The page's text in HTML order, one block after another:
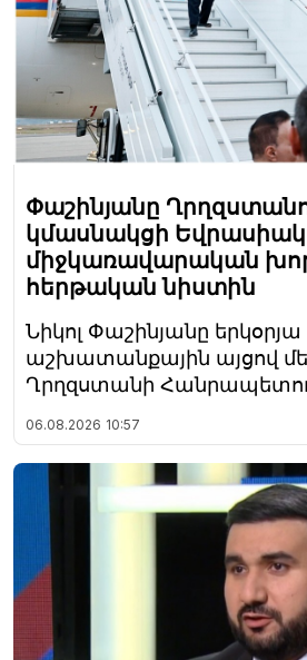
Փաշինյանը
կմասնակցի
միջկառավարական
հերթական նիստին
Նիկոլ Փաշինյանը երկօրյա
աշխատանքային այցով
Ղրղզստանի
06.08.2026 10:57